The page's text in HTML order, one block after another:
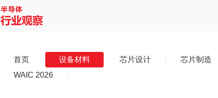
首页 设备材料 芯片设计
芯片制造
WAIC 2026